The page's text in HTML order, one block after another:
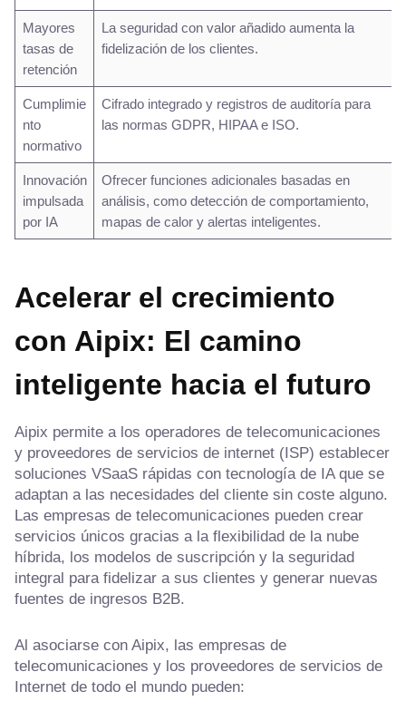
Mayores
tasas de
retención
La seguridad con valor añadido aumenta la
fidelización de los clientes.
Cumplimie
nto
normativo
Cifrado integrado y registros de auditoría para
las normas GDPR, HIPAA e ISO.
Innovación
impulsada
por IA
Ofrecer funciones adicionales basadas en
análisis, como detección de comportamiento,
mapas de calor y alertas inteligentes.
Acelerar el crecimiento
con Aipix: El camino
inteligente hacia el futuro
Aipix permite a los operadores de telecomunicaciones
y proveedores de servicios de internet (ISP) establecer
soluciones VSaaS rápidas con tecnología de IA que se
adaptan a las necesidades del cliente sin coste alguno.
Las empresas de telecomunicaciones pueden crear
servicios únicos gracias a la flexibilidad de la nube
híbrida, los modelos de suscripción y la seguridad
integral para fidelizar a sus clientes y generar nuevas
fuentes de ingresos B2B.
Al asociarse con Aipix, las empresas de
telecomunicaciones y los proveedores de servicios de
Internet de todo el mundo pueden: